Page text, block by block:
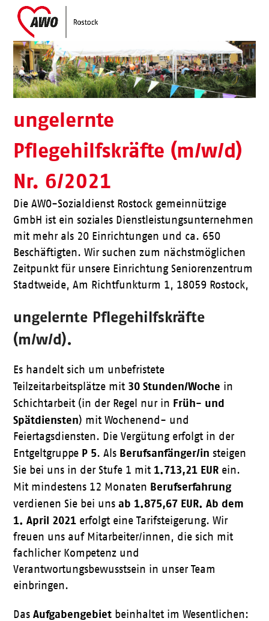
content
Open
mobile
menu
Close
mobile
menu
ungelernte
Pflegehilfskräfte (m/w/d)
Nr. 6/2021
Die AWO-Sozialdienst Rostock gemeinnützige
GmbH ist ein soziales Dienstleistungsunternehmen
mit mehr als 20 Einrichtungen und ca. 650
Beschäftigten. Wir suchen zum nächstmöglichen
Zeitpunkt für unsere Einrichtung Seniorenzentrum
Stadtweide, Am Richtfunkturm 1, 18059 Rostock,
ungelernte Pflegehilfskräfte
(m/w/d).
Es handelt sich um unbefristete
Teilzeitarbeitsplätze mit 30 Stunden/Woche in
Schichtarbeit (in der Regel nur in Früh- und
Spätdiensten) mit Wochenend- und
Feiertagsdiensten. Die Vergütung erfolgt in der
Entgeltgruppe P 5. Als Berufsanfänger/in steigen
Sie bei uns in der Stufe 1 mit 1.713,21 EUR ein.
Mit mindestens 12 Monaten Berufserfahrung
verdienen Sie bei unsab 1.875,67 EUR. Ab dem
1. April 2021 erfolgt eine Tarifsteigerung. Wir
freuen uns auf Mitarbeiter/innen, die sich mit
fachlicher Kompetenz und
Verantwortungsbewusstsein in unser Team
einbringen.
DasAufgabengebiet beinhaltet im Wesentlichen: